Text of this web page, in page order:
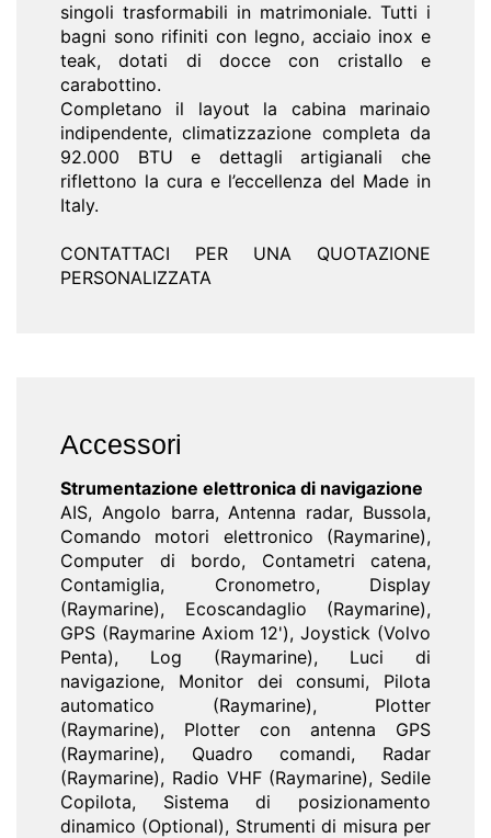
singoli trasformabili in matrimoniale. Tutti i
bagni sono rifiniti con legno, acciaio inox e
teak, dotati di docce con cristallo e
carabottino.
Completano il layout la cabina marinaio
indipendente, climatizzazione completa da
92.000 BTU e dettagli artigianali che
riflettono la cura e l’eccellenza del Made in
Italy.
CONTATTACI PER UNA QUOTAZIONE
PERSONALIZZATA
Accessori
Strumentazione elettronica di navigazione
AIS, Angolo barra, Antenna radar, Bussola,
Comando motori elettronico (Raymarine),
Computer di bordo, Contametri catena,
Contamiglia, Cronometro, Display
(Raymarine), Ecoscandaglio (Raymarine),
GPS (Raymarine Axiom 12'), Joystick (Volvo
Penta), Log (Raymarine), Luci di
navigazione, Monitor dei consumi, Pilota
automatico (Raymarine), Plotter
(Raymarine), Plotter con antenna GPS
(Raymarine), Quadro comandi, Radar
(Raymarine), Radio VHF (Raymarine), Sedile
Copilota, Sistema di posizionamento
dinamico (Optional), Strumenti di misura per